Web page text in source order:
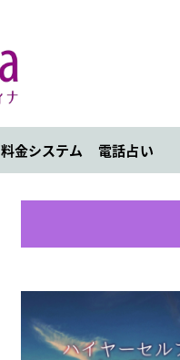
料金システム 電話占い